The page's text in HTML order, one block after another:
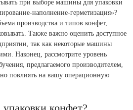
при выборе машины для упаковки
наполнение-герметизация»?
производства и типов конфет,
Также важно оценить доступное
так как некоторые машины
Наконец, рассмотрите уровень
предлагаемого производителем,
повлиять на вашу операционную